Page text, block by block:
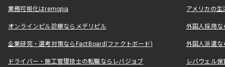
業務可視化はremopia アメリカの
オンラインピル診療ならメデリピル 外国人採用
企業研究・選考対策ならFactBoard(ファクトボード) 外国人派遣な
ドライバー・施工管理技士の転職ならレバジョブ レバウェル